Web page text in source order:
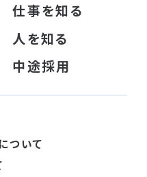
仕事を知る
人を知る
中途採用
ついて